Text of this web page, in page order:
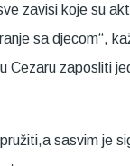
zavisi koje su
sa djecom“,
Cezaru zaposliti
sasvim je